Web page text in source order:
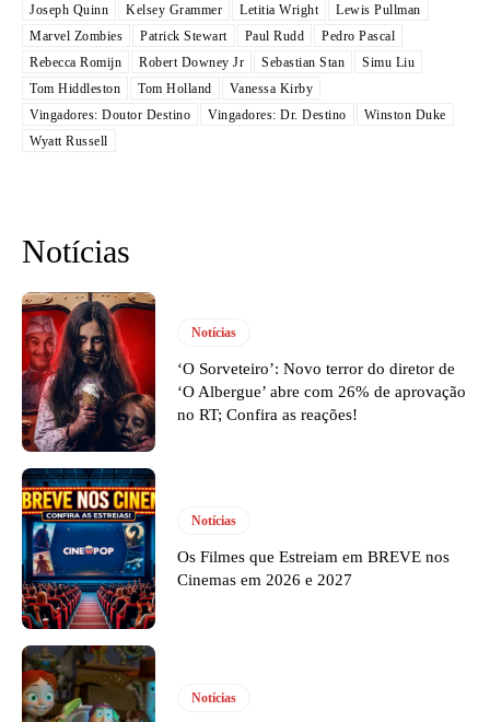
Joseph Quinn
Kelsey Grammer Letitia Wright
Lewis Pullman
Marvel Zombies
Patrick Stewart Paul Rudd
Pedro Pascal
Rebecca Romijn
Robert Downey Jr Sebastian Stan
Simu Liu
Tom Hiddleston
Tom Holland
Vanessa Kirby
Vingadores: Doutor Destino
Vingadores: Dr. Destino
Winston Duke
Wyatt Russell
Notícias
Notícias
‘O Sorveteiro’: Novo terror do diretor de
‘O Albergue’ abre com 26% de aprovação
no RT; Confira as reações!
Notícias
Os Filmes que Estreiam em BREVE nos
Cinemas em 2026 e 2027
Notícias